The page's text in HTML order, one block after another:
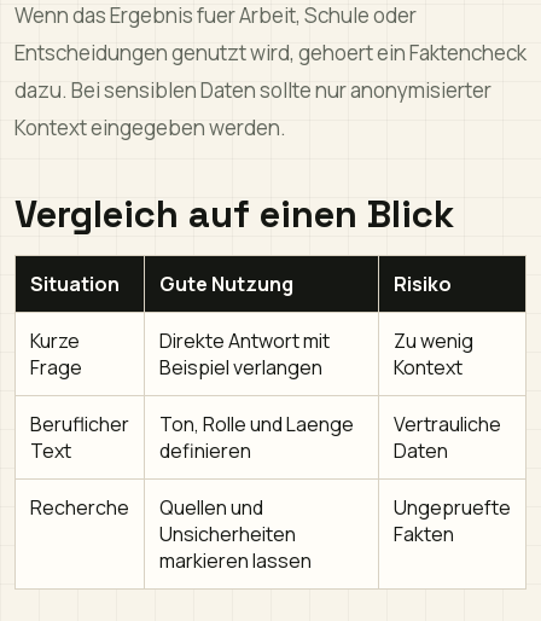
Wenn das Ergebnis fuer Arbeit, Schule oder
Entscheidungen genutzt wird, gehoert ein Faktencheck
dazu. Bei sensiblen Daten sollte nur anonymisierter
Kontext eingegeben werden.
Vergleich auf einen Blick
Situation Gute Nutzung Risiko
Kurze
Frage
Direkte Antwort mit
Beispiel verlangen
Zu wenig
Kontext
Beruflicher
Text
Ton, Rolle und Laenge
definieren
Vertrauliche
Daten
Recherche
Quellen und
Unsicherheiten
markieren lassen
Ungepruefte
Fakten